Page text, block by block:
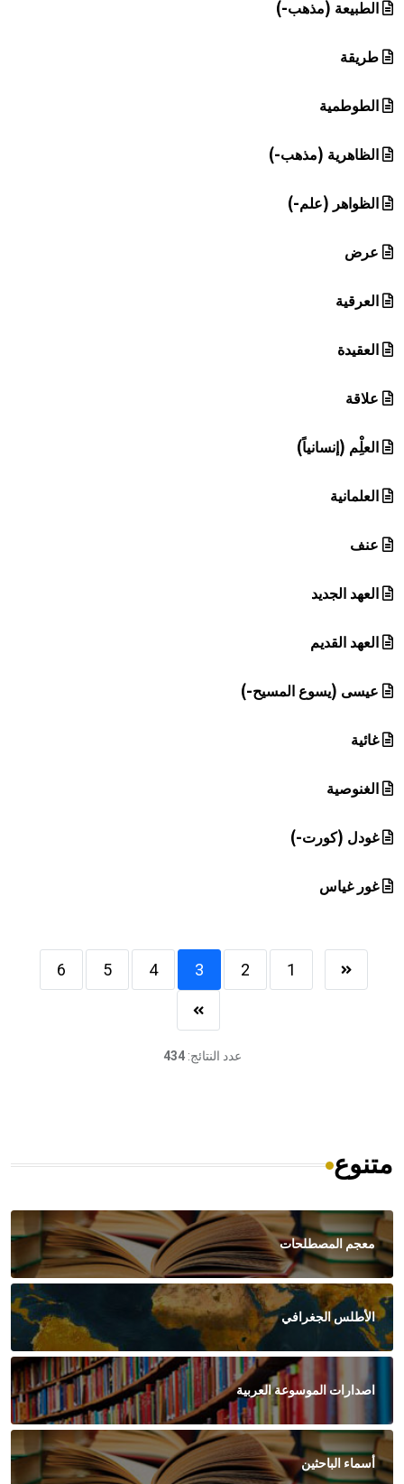
الطبيعة (مذهب-)
طريقة
الطوطمية
الظاهرية (مذهب-)
الظواهر (علم-)
عرض
العرقية
العقيدة
علاقة
العلِْم (إنسانياً)
العلمانية
عنف
العهد الجديد
العهد القديم
عيسى (يسوع المسيح-)
غائية
الغنوصية
غودل (كورت-)
غور غياس
1
2
3
4
5
6
عدد النتائج:434
متنوع
معجم المصطلحات
الأطلس الجغرافي
اصدارات الموسوعة العربية
أسماء الباحثين